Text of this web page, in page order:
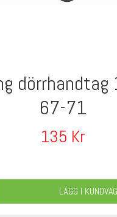
dörrhandtag
67-71
135 Kr
LÄGG I